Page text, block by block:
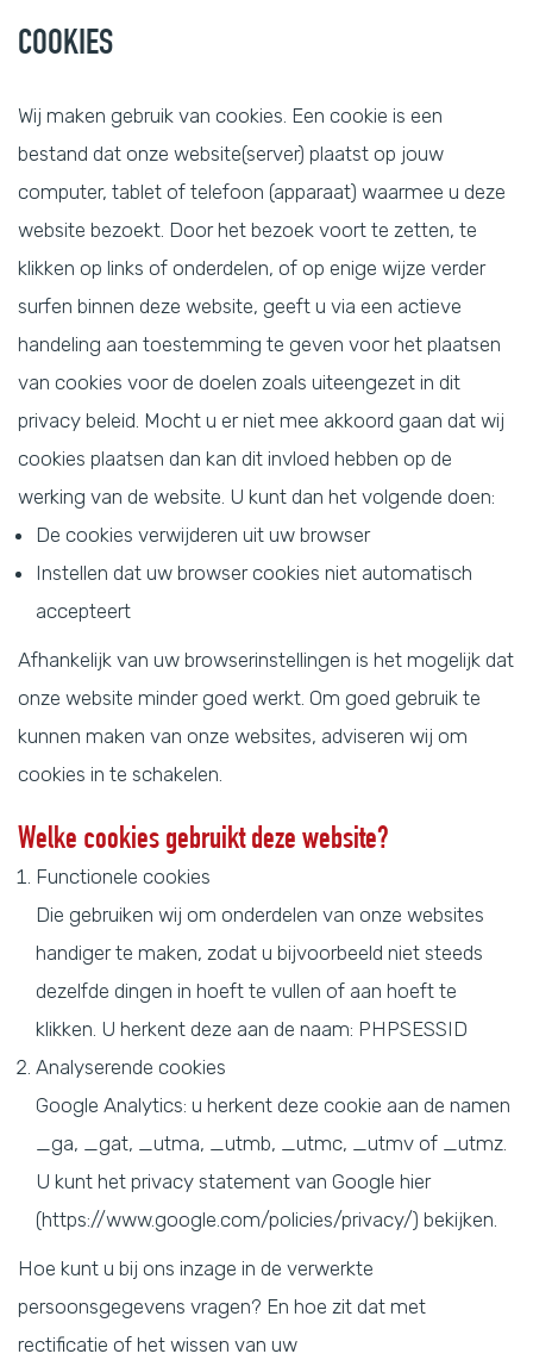
COOKIES
Wij maken gebruik van cookies. Een cookie is een
bestand dat onze website(server) plaatst op jouw
computer, tablet of telefoon (apparaat) waarmee u deze
website bezoekt. Door het bezoek voort te zetten, te
klikken op links of onderdelen, of op enige wijze verder
surfen binnen deze website, geeft u via een actieve
handeling aan toestemming te geven voor het plaatsen
van cookies voor de doelen zoals uiteengezet in dit
privacy beleid. Mocht u er niet mee akkoord gaan dat wij
cookies plaatsen dan kan dit invloed hebben op de
werking van de website. U kunt dan het volgende doen:
De cookies verwijderen uit uw browser
Instellen dat uw browser cookies niet automatisch
accepteert
Afhankelijk van uw browserinstellingen is het mogelijk dat
onze website minder goed werkt. Om goed gebruik te
kunnen maken van onze websites, adviseren wij om
cookies in te schakelen.
Welke cookies gebruikt deze website?
Functionele cookies
Die gebruiken wij om onderdelen van onze websites
handiger te maken, zodat u bijvoorbeeld niet steeds
dezelfde dingen in hoeft te vullen of aan hoeft te
klikken. U herkent deze aan de naam: PHPSESSID
Analyserende cookies
Google Analytics: u herkent deze cookie aan de namen
_ga, _gat, _utma, _utmb, _utmc, _utmv of _utmz.
U kunt het privacy statement van Google hier
(https://www.google.com/policies/privacy/) bekijken.
Hoe kunt u bij ons inzage in de verwerkte
persoonsgegevens vragen? En hoe zit dat met
rectificatie of het wissen van uw